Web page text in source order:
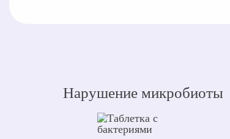
Нарушение микробиоты